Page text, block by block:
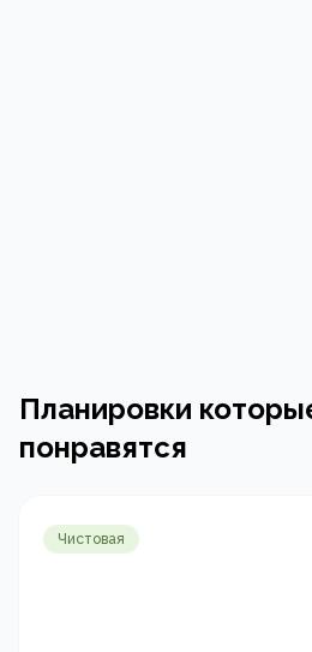
Планировки
понравятся
Чистовая